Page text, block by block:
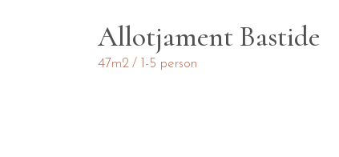
Allotjament Bastide
47m2 1-5 person